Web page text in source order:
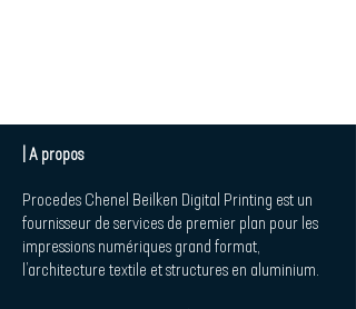
| A propos
Procedes Chenel Beilken Digital Printing est un
fournisseur de services de premier plan pour les
impressions numériques grand format,
l’architecture textile et structures en aluminium.